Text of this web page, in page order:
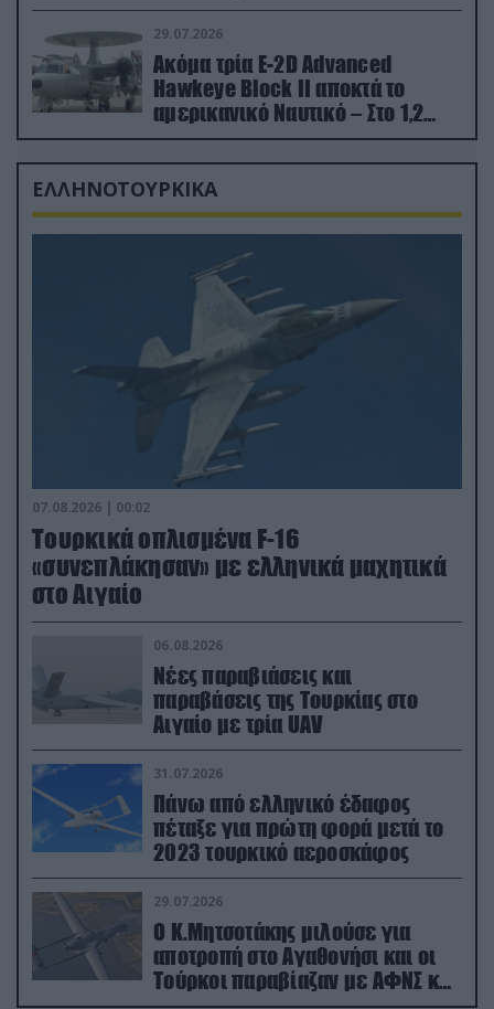
29.07.2026
Ακόμα τρία E-2D Advanced
Hawkeye Block II αποκτά το
αμερικανικό Ναυτικό – Στο 1,2
δισ.δολάρια το κόστος
ΕΛΛΗΝΟΤΟΥΡΚΙΚΑ
07.08.2026 | 00:02
Τουρκικά οπλισμένα F-16
«συνεπλάκησαν» με ελληνικά μαχητικά
στο Αιγαίο
06.08.2026
Νέες παραβιάσεις και
παραβάσεις της Τουρκίας στο
Αιγαίο με τρία UAV
31.07.2026
Πάνω από ελληνικό έδαφος
πέταξε για πρώτη φορά μετά το
2023 τουρκικό αεροσκάφος
29.07.2026
Ο Κ.Μητσοτάκης μιλούσε για
αποτροπή στο Αγαθονήσι και οι
Τούρκοι παραβίαζαν με ΑΦΝΣ και